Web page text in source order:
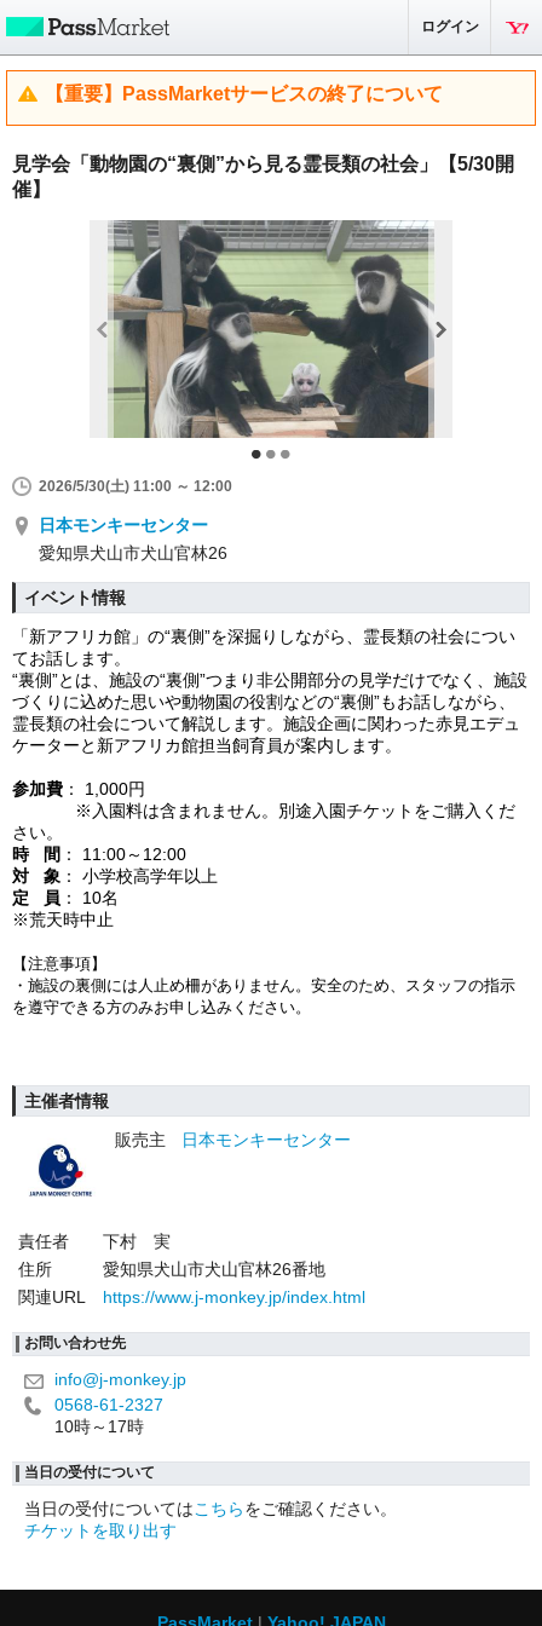
ログイン
【重要】PassMarketサービスの終了について
見学会「動物園の“裏側”から見る霊長類の社会」【5/30開
催】
2026/5/30(土) 11:00 ～ 12:00
日本モンキーセンター
愛知県犬山市犬山官林26
イベント情報
「新アフリカ館」の“裏側”を深掘りしながら、霊長類の社会につい
てお話します。
“裏側”とは、施設の“裏側”つまり非公開部分の見学だけでなく、施設
づくりに込めた思いや動物園の役割などの“裏側”もお話しながら、
霊長類の社会について解説します。施設企画に関わった赤見エデュ
ケーターと新アフリカ館担当飼育員が案内します。
参加費 ： 1,000円
※入園料は含まれません。別途入園チケットをご購入くだ
さい。
時 間 ： 11:00～12:00
対 象 ： 小学校高学年以上
定 員 ： 10名
※荒天時中止
【注意事項】
・施設の裏側には人止め柵がありません。安全のため、スタッフの指示
を遵守できる方のみお申し込みください。
主催者情報
販売主
日本モンキーセンター
責任者
下村 実
住所
愛知県犬山市犬山官林26番地
関連URL
https://www.j-monkey.jp/index.html
お問い合わせ先
info@j-monkey.jp
0568-61-2327
10時～17時
当日の受付について
当日の受付についてはこちらをご確認ください。
チケットを取り出す